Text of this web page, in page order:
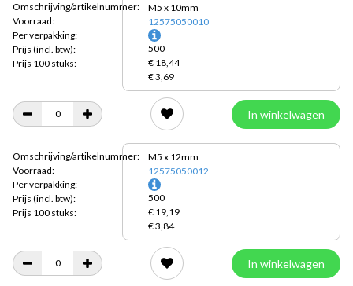
Omschrijving/artikelnummer:
Voorraad:
Per verpakking:
Prijs (incl. btw):
Prijs 100 stuks:
M5 x 10mm
12575050010
500
€ 18,44
€ 3,69
In winkelwagen
Omschrijving/artikelnummer:
Voorraad:
Per verpakking:
Prijs (incl. btw):
Prijs 100 stuks:
M5 x 12mm
12575050012
500
€ 19,19
€ 3,84
In winkelwagen